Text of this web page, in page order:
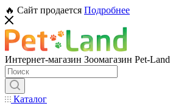
🔥 Сайт продается Подробнее
Интернет-магазин Зоомагазин Pet-Land
Каталог